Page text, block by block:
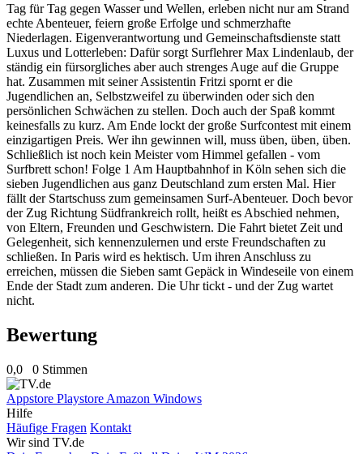
Tag für Tag gegen Wasser und Wellen, erleben nicht nur am Strand
echte Abenteuer, feiern große Erfolge und schmerzhafte
Niederlagen. Eigenverantwortung und Gemeinschaftsdienste statt
Luxus und Lotterleben: Dafür sorgt Surflehrer Max Lindenlaub, der
ständig ein fürsorgliches aber auch strenges Auge auf die Gruppe
hat. Zusammen mit seiner Assistentin Fritzi spornt er die
Jugendlichen an, Selbstzweifel zu überwinden oder sich den
persönlichen Schwächen zu stellen. Doch auch der Spaß kommt
keinesfalls zu kurz. Am Ende lockt der große Surfcontest mit einem
einzigartigen Preis. Wer ihn gewinnen will, muss üben, üben, üben.
Schließlich ist noch kein Meister vom Himmel gefallen - vom
Surfbrett schon! Folge 1 Am Hauptbahnhof in Köln sehen sich die
sieben Jugendlichen aus ganz Deutschland zum ersten Mal. Hier
fällt der Startschuss zum gemeinsamen Surf-Abenteuer. Doch bevor
der Zug Richtung Südfrankreich rollt, heißt es Abschied nehmen,
von Eltern, Freunden und Geschwistern. Die Fahrt bietet Zeit und
Gelegenheit, sich kennenzulernen und erste Freundschaften zu
schließen. In Paris wird es hektisch. Um ihren Anschluss zu
erreichen, müssen die Sieben samt Gepäck in Windeseile von einem
Ende der Stadt zum anderen. Die Uhr tickt - und der Zug wartet
nicht.
Bewertung
0,0 0 Stimmen
Appstore Playstore Amazon Windows
Hilfe
Häufige Fragen Kontakt
Wir sind TV.de